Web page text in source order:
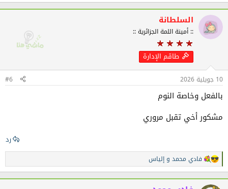
ت
ف
ع
السلطانة
:: أمينة اللمة الجزائرية ::
طاقم الإدارة
10 جويلية 2026 #6
بالفعل وخاصة النوم
مشكور أخي تقبل مروري
رد
ا
ل
ت
ف
فادي محمد و إلياس